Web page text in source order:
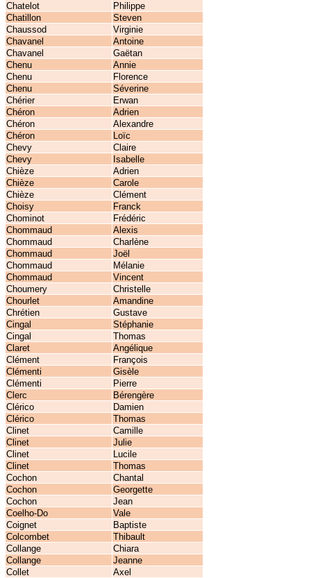
Chatelot
Philippe
Chatillon
Steven
Chaussod
Virginie
Chavanel
Antoine
Chavanel
Gaëtan
Chenu
Annie
Chenu
Florence
Chenu
Séverine
Chérier
Erwan
Chéron
Adrien
Chéron
Alexandre
Chéron
Loïc
Chevy
Claire
Chevy
Isabelle
Chièze
Adrien
Chièze
Carole
Chièze
Clément
Choisy
Franck
Chominot
Frédéric
Chommaud
Alexis
Chommaud
Charlène
Chommaud
Joël
Chommaud
Mélanie
Chommaud
Vincent
Choumery
Christelle
Chourlet
Amandine
Chrétien
Gustave
Cingal
Stéphanie
Cingal
Thomas
Claret
Angélique
Clément
François
Clémenti
Gisèle
Clémenti
Pierre
Clerc
Bérengère
Clérico
Damien
Clérico
Thomas
Clinet
Camille
Clinet
Julie
Clinet
Lucile
Clinet
Thomas
Cochon
Chantal
Cochon
Georgette
Cochon
Jean
Coelho-Do
Vale
Coignet
Baptiste
Colcombet
Thibault
Collange
Chiara
Collange
Jeanne
Collet
Axel